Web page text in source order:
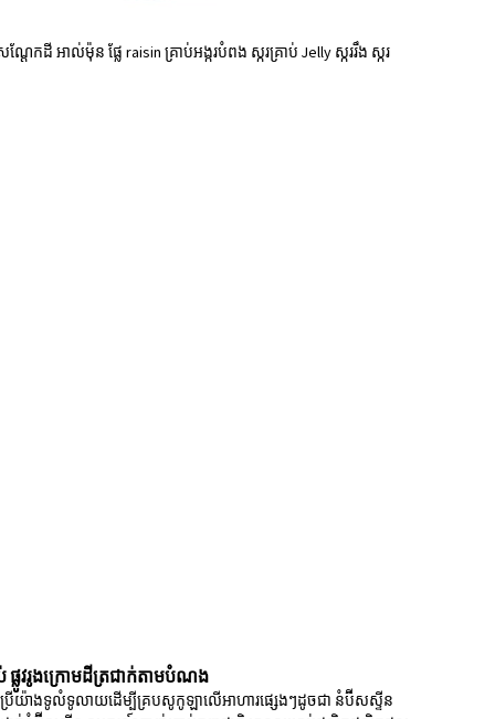
ាល់ម៉ុន ផ្លែ raisin គ្រាប់អង្ករបំពង ស្ករគ្រាប់ Jelly ស្កររឹង ស្ករ
ផ្លូវរូងក្រោមដីត្រជាក់តាមបំណង
យ៉ាង​ទូលំទូលាយ​ដើម្បី​គ្រប​សូកូឡា​លើ​អាហារ​ផ្សេង​ៗ​ដូច​ជា នំប៊ីសស្ទីន